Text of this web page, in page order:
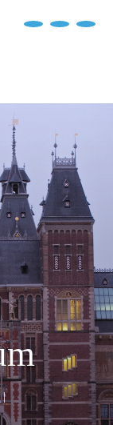
EL MUNDO
DESTINOS
ARTÍCULOS
ENTREVISTAS
¿QUIÉN SOY?
|